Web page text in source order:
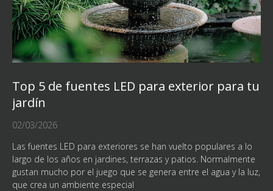
Top 5 de fuentes LED para exterior para tu
jardín
02/03/2026
Las fuentes LED para exteriores se han vuelto populares a lo
largo de los años en jardines, terrazas y patios. Normalmente
gustan mucho por el juego que se genera entre el agua y la luz,
que crea un ambiente especial